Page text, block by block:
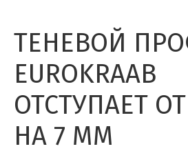
ТЕНЕВОЙ
EUROKRAAB
ОТСТУПАЕТ
НА 7 ММ